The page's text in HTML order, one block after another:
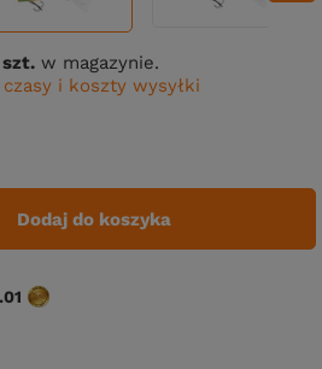
szt. w magazynie.
i koszty wysyłki
Dodaj do koszyka